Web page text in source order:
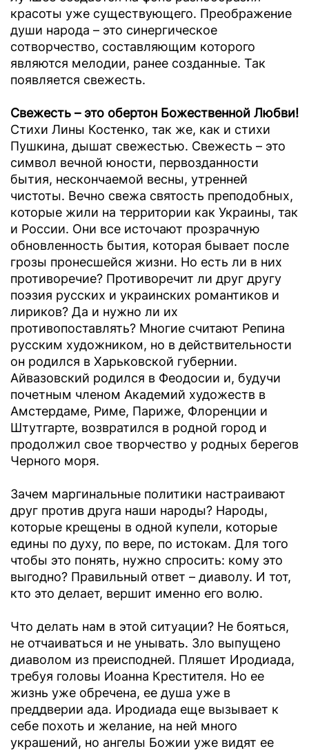
красоты уже существующего. Преображение
души народа – это синергическое
сотворчество, составляющим которого
являются мелодии, ранее созданные. Так
появляется свежесть.
Свежесть – это обертон Божественной Любви!
Стихи Лины Костенко, так же, как и стихи
Пушкина, дышат свежестью. Свежесть – это
символ вечной юности, первозданности
бытия, нескончаемой весны, утренней
чистоты. Вечно свежа святость преподобных,
которые жили на территории как Украины, так
и России. Они все источают прозрачную
обновленность бытия, которая бывает после
грозы пронесшейся жизни. Но есть ли в них
противоречие? Противоречит ли друг другу
поэзия русских и украинских романтиков и
лириков? Да и нужно ли их
противопоставлять? Многие считают Репина
русским художником, но в действительности
он родился в Харьковской губернии.
Айвазовский родился в Феодосии и, будучи
почетным членом Академий художеств в
Амстердаме, Риме, Париже, Флоренции и
Штутгарте, возвратился в родной город и
продолжил свое творчество у родных берегов
Черного моря.
Зачем маргинальные политики настраивают
друг против друга наши народы? Народы,
которые крещены в одной купели, которые
едины по духу, по вере, по истокам. Для того
чтобы это понять, нужно спросить: кому это
выгодно? Правильный ответ – диаволу. И тот,
кто это делает, вершит именно его волю.
Что делать нам в этой ситуации? Не бояться,
не отчаиваться и не унывать. Зло выпущено
диаволом из преисподней. Пляшет Иродиада,
требуя головы Иоанна Крестителя. Но ее
жизнь уже обречена, ее душа уже в
преддверии ада. Иродиада еще вызывает к
себе похоть и желание, на ней много
украшений, но ангелы Божии уже видят ее